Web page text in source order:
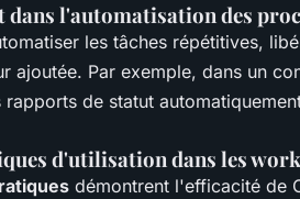
dans l'automatisation des
les tâches répétitives,
ajoutée. Par exemple, dans un
rapports de statut
d'utilisation dans les
démontrent l'efficacité de